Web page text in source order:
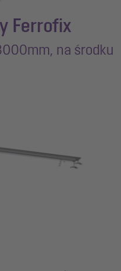
Ferrofix
na środku